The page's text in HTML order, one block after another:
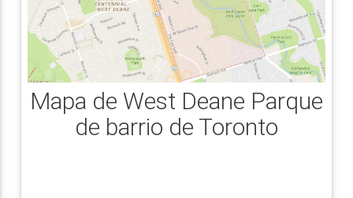
Mapa de West Deane Parque
de barrio de Toronto